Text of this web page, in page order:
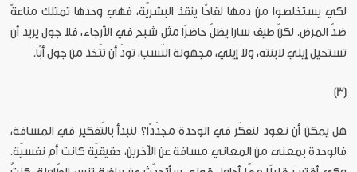
لكي يستخلصوا من دمها لقاحًا ينقذ البشريّة، فهي وحدها تمتلك مناعةً
ضدّ المرض. لكنّ طيف سارا يظلّ حاضرًا مثل شبح في الأرجاء، فلا جول يريد أن
تستحيل إيلي لابنته، ولا إيلي، مجهولة النّسب، تودّ أن تتّخذ من جول أبًا.
(3)
هل يمكن أن نعود لنفكّر في الوحدة مجدّدًا؟ لنبدأ بالتّفكير في المسافة،
فالوحدة بمعنى من المعاني مسافة عن الآخرين، حقيقيّة كانت أم نفسيّة.